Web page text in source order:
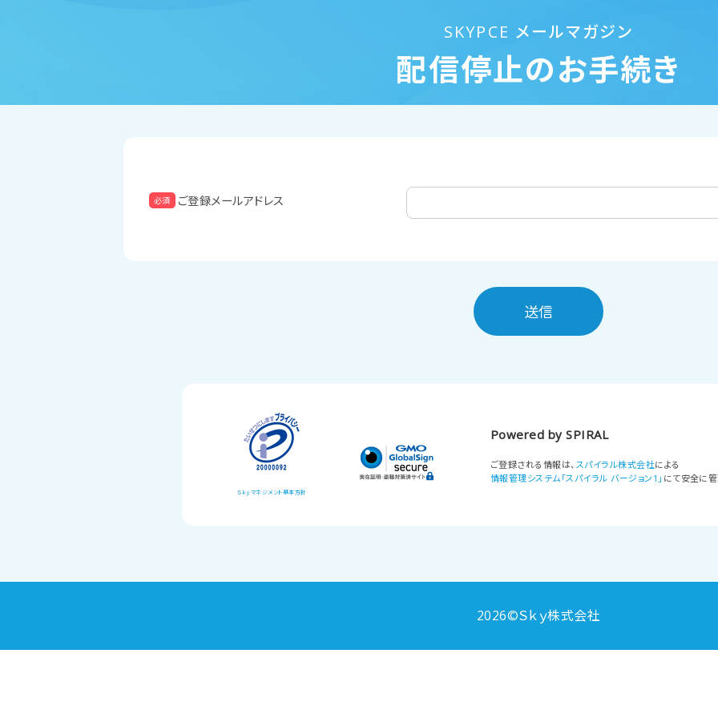
SKYPCE メールマガジン
配信停止のお手続き
ご登録メールアドレス
Ｓｋｙマネジメント基本方針
Powered by SPIRAL
ご登録される情報は、 スパイラル株式会社による
情報管理システム「スパイラル バージョン1」 にて安全に管
2026©Ｓｋｙ株式会社